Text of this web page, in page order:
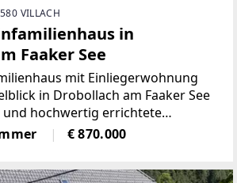
VILLACH
in
Faaker See
mit Einliegerwohnung
in Drobollach am Faaker See
und hochwertig errichtete
dem Jahr 2017 überzeugt durch
des renommierten
€ 870.000